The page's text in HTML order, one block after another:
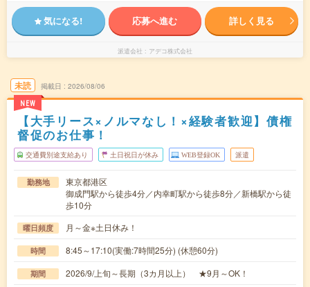
気になる! 応募へ進む 詳しく見る
派遣会社 アデコ株式会社
未読
NEW
掲載日 2026/08/06
【大手リース×ノルマなし！×経験者歓迎】債権
督促のお仕事！
交通費別途支給あり 土日祝日が休み WEB登録OK 派遣
勤務地
東京都港区
御成門駅から徒歩4分／内幸町駅から徒歩8分／新橋駅から徒
歩10分
曜日頻度 月～金※土日休み！
時間 8:45～17:10(実働:7時間25分) (休憩60分)
期間 2026/9/上旬～長期（3カ月以上） ★9月～OK！